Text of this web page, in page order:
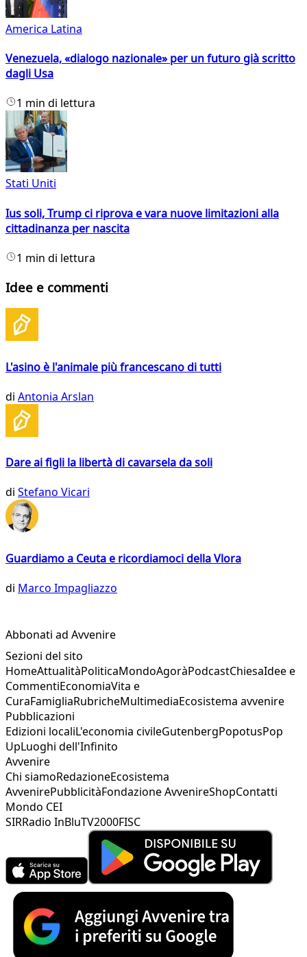
America Latina
Venezuela, «dialogo nazionale» per un futuro già scritto
dagli Usa
1 min di lettura
Stati Uniti
Ius soli, Trump ci riprova e vara nuove limitazioni alla
cittadinanza per nascita
1 min di lettura
Idee e commenti
L'asino è l'animale più francescano di tutti
di Antonia Arslan
Dare ai figli la libertà di cavarsela da soli
di Stefano Vicari
Guardiamo a Ceuta e ricordiamoci della Vlora
di Marco Impagliazzo
Abbonati ad Avvenire
Sezioni del sito
HomeAttualitàPoliticaMondoAgoràPodcastChiesaIdee e
CommentiEconomiaVita e
CuraFamigliaRubricheMultimediaEcosistema avvenire
Pubblicazioni
Edizioni localiL'economia civileGutenbergPopotusPop
UpLuoghi dell'Infinito
Avvenire
Chi siamoRedazioneEcosistema
AvvenirePubblicitàFondazione AvvenireShopContatti
Mondo CEI
SIRRadio InBluTV2000FISC